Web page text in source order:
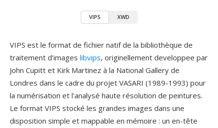
VIPS XWD
VIPS est le format de fichier natif de la bibliothèque de
traitement d'images libvips, originellement developpee par
John Cupitt et Kirk Martinez à la National Gallery de
Londres dans le cadre du projet VASARI (1989-1993) pour
la numérisation et l'analysé haute résolution de peintures.
Le format VIPS stocké les grandes images dans une
disposition simple et mappable en mémoire : un en-tête